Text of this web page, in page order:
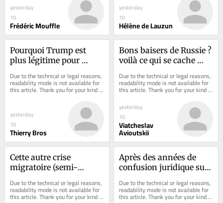
yesterday
10
Frédéric Mouffle
yesterday
10
Hélène de Lauzun
Pourquoi Trump est
plus légitime pour
aux géants du pétrole
américains que
Due to the technical or legal reasons,
readability mode is not available for
this article. Thank you for your kind
yesterday
10
Thierry Bros
Bons baisers de Russie ?
voilà ce qui se cache
drones à l'aéroport de
Leipzig
Due to the technical or legal reasons,
readability mode is not available for
this article. Thank you for your kind
yesterday
10
Viatcheslav
Avioutskii
Cette autre crise
migratoire (semi-
après Ceuta
Due to the technical or legal reasons,
readability mode is not available for
this article. Thank you for your kind
Après des années de
confusion juridique sur
Uni redéfinit les espaces
réservés aux femmes
Due to the technical or legal reasons,
readability mode is not available for
this article. Thank you for your kind